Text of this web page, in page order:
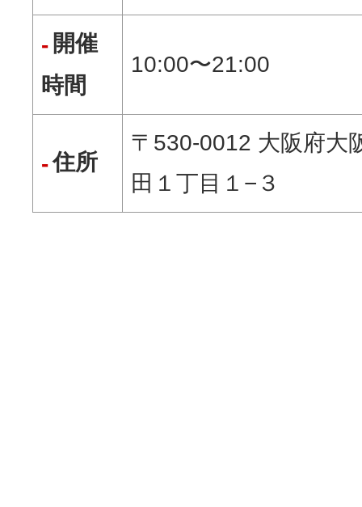
開催
時間
10:00〜21:00
住所
〒530-0012 大阪府大
田１丁目１−３